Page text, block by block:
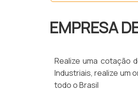
EMPRESA
Realize uma cotação
Industriais, realize um
todo o Brasil